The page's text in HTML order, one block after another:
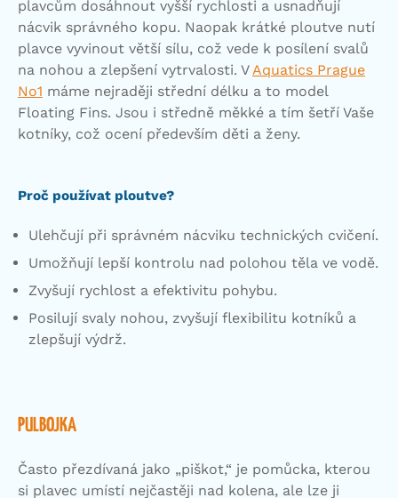
plavcům dosáhnout vyšší rychlosti a usnadňují
nácvik správného kopu. Naopak krátké ploutve nutí
plavce vyvinout větší sílu, což vede k posílení svalů
na nohou a zlepšení vytrvalosti. VAquatics Prague
No1 máme nejraději střední délku a to model
Floating Fins. Jsou i středně měkké a tím šetří Vaše
kotníky, což ocení především děti a ženy.
Proč používat ploutve?
Ulehčují při správném nácviku technických cvičení.
Umožňují lepší kontrolu nad polohou těla ve vodě.
Zvyšují rychlost a efektivitu pohybu.
Posilují svaly nohou, zvyšují flexibilitu kotníků a
zlepšují výdrž.
PULBOJKA
Často přezdívaná jako „piškot,“ je pomůcka, kterou
si plavec umístí nejčastěji nad kolena, ale lze ji